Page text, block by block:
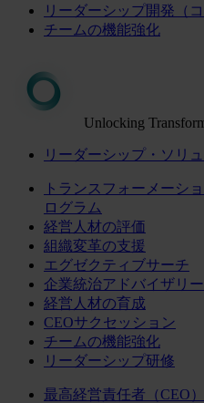
リーダーシップ開発（コ
チームの機能強化
Unlocking
リーダーシップ・ソリ
トランスフォーメーシ
ログラム
経営人材の評価
組織変革の支援
エグゼクティブサーチ
企業統治アドバイザリー
経営人材の育成
CEOサクセッション
チームの機能強化
リーダーシップ研修
最高経営責任者（CEO）